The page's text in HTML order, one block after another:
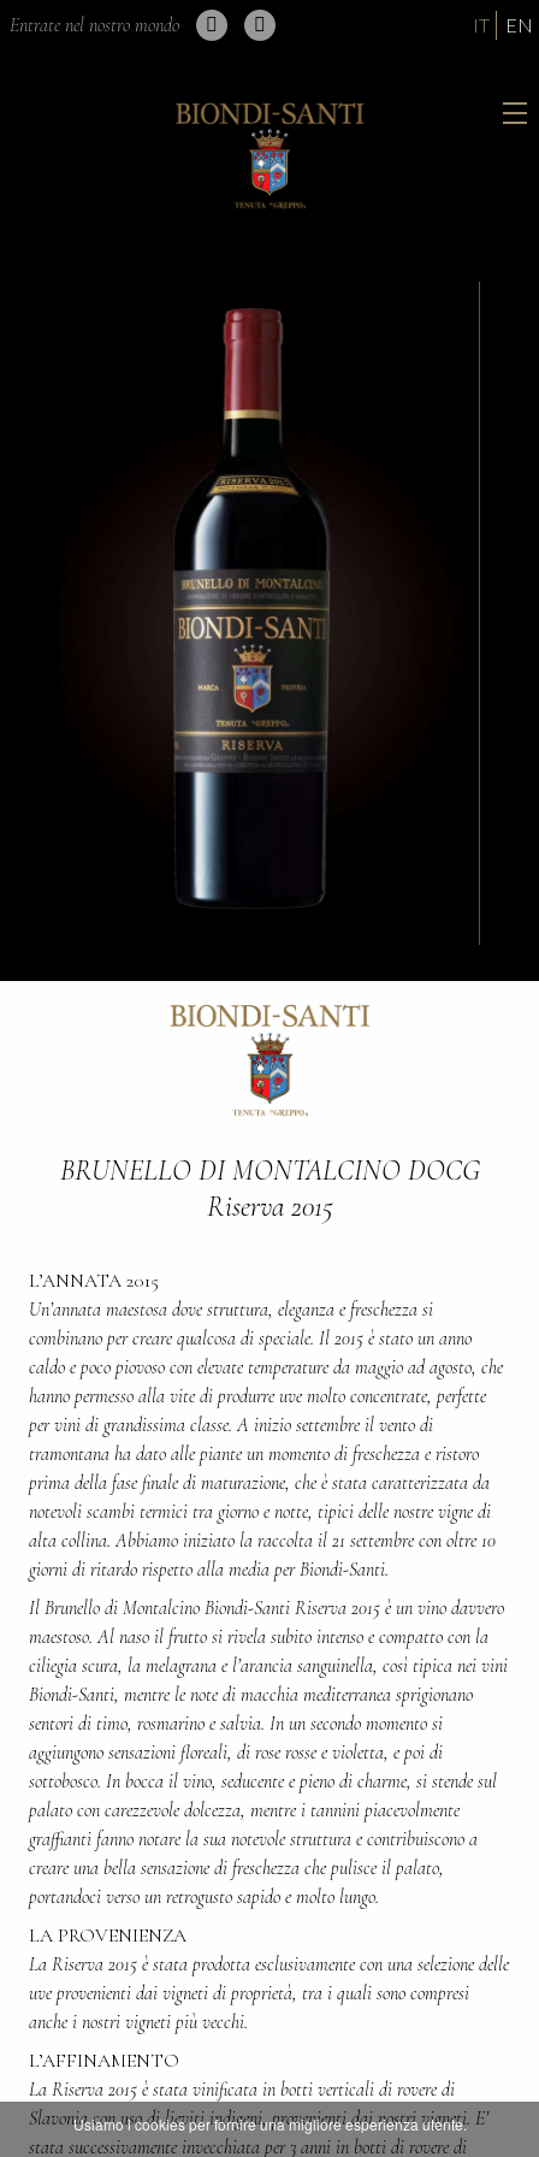
Entrate nel nostro mondo IT EN
BRUNELLO DI MONTALCINO DOCG
Riserva 2015
L’ANNATA 2015
Un’annata maestosa dove struttura, eleganza e freschezza si
combinano per creare qualcosa di speciale. Il 2015 è stato un anno
caldo e poco piovoso con elevate temperature da maggio ad agosto, che
hanno permesso alla vite di produrre uve molto concentrate, perfette
per vini di grandissima classe. A inizio settembre il vento di
tramontana ha dato alle piante un momento di freschezza e ristoro
prima della fase finale di maturazione, che è stata caratterizzata da
notevoli scambi termici tra giorno e notte, tipici delle nostre vigne di
alta collina. Abbiamo iniziato la raccolta il 21 settembre con oltre 10
giorni di ritardo rispetto alla media per Biondi-Santi.
Il Brunello di Montalcino Biondi-Santi Riserva 2015 è un vino davvero
maestoso. Al naso il frutto si rivela subito intenso e compatto con la
ciliegia scura, la melagrana e l’arancia sanguinella, così tipica nei vini
Biondi-Santi, mentre le note di macchia mediterranea sprigionano
sentori di timo, rosmarino e salvia. In un secondo momento si
aggiungono sensazioni floreali, di rose rosse e violetta, e poi di
sottobosco. In bocca il vino, seducente e pieno di charme, si stende sul
palato con carezzevole dolcezza, mentre i tannini piacevolmente
graffianti fanno notare la sua notevole struttura e contribuiscono a
creare una bella sensazione di freschezza che pulisce il palato,
portandoci verso un retrogusto sapido e molto lungo.
LA PROVENIENZA
La Riserva 2015 è stata prodotta esclusivamente con una selezione delle
uve provenienti dai vigneti di proprietà, tra i quali sono compresi
anche i nostri vigneti più vecchi.
L’AFFINAMENTO
La Riserva 2015 è stata vinificata in botti verticali di rovere di
Slavonia con uso di lieviti indigeni, provenienti dai nostri vigneti. E’
stata successivamente invecchiata per 3 anni in botti di rovere di
Usiamo i cookies per fornire una migliore esperienza utente.